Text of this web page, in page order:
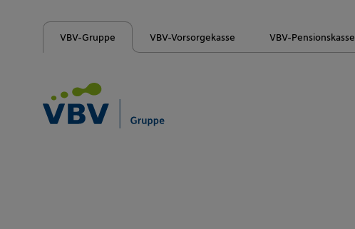
VBV-Gruppe VBV-Vorsorgekasse VBV-Pensionskasse